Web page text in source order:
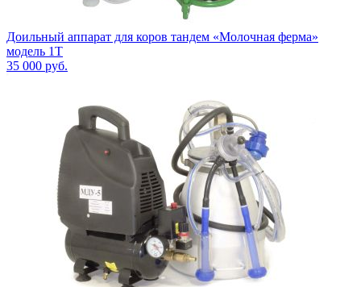
Доильный аппарат для коров тандем «Молочная ферма»
модель 1Т
35 000 руб.